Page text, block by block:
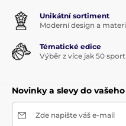
Unikátní sortiment
Moderní design a
Tématické edice
Výběr z více jak 50
Novinky a slevy do
Zde napište váš e-mail